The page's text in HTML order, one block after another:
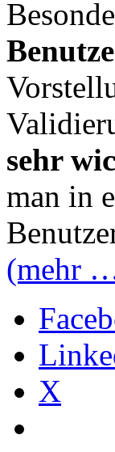
sehr
man in
(mehr
X